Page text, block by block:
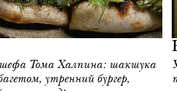
Тома Халпина: шакшука
утренний бургер,